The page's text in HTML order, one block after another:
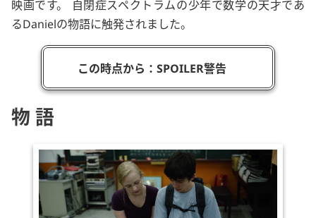
映画です。 自閉症スペクトラムの少年で数学の天才であ
るDanielの物語に触発されました。
この時点から：SPOILER警告
物語